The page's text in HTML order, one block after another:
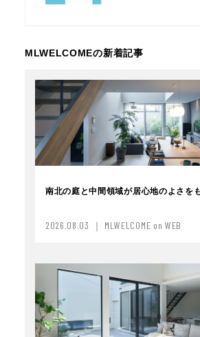
MLWELCOMEの新着記事
南北の庭と中間領域が居心地のよさを
2026.08.03 ｜ MLWELCOME on WEB